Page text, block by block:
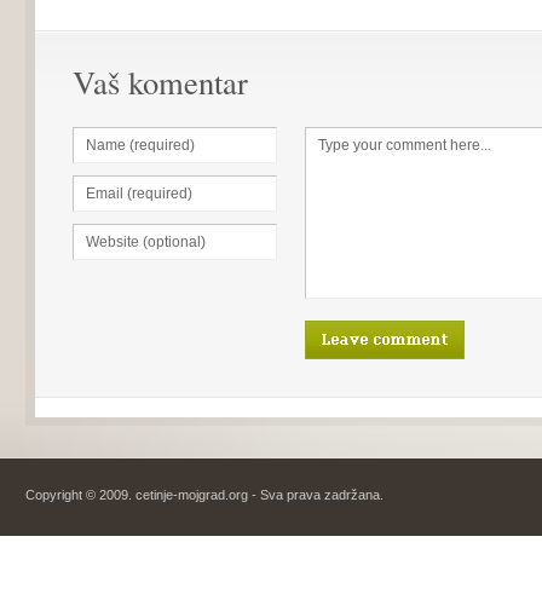
Vaš komentar
Copyright © 2009. cetinje-mojgrad.org - Sva prava zadržana.